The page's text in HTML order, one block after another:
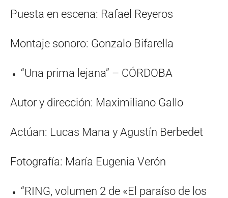
Puesta en escena: Rafael Reyeros
Montaje sonoro: Gonzalo Bifarella
“Una prima lejana” – CÓRDOBA
Autor y dirección: Maximiliano Gallo
Actúan: Lucas Mana y Agustín Berbedet
Fotografía: María Eugenia Verón
“RING, volumen 2 de «El paraíso de los